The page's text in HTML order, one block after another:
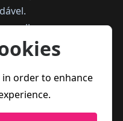
melhor.
in order to enhance